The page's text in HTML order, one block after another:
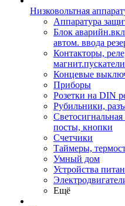
Низковольтная
Аппаратура
Блок
автом. ввода
Контакторы,
магнит.пускатели
Концевые
Приборы
Розетки на DIN
Рубильники,
Светосигнальная
посты, кнопки
Счетчики
Таймеры,
Умный дом
Устройства
Ещё